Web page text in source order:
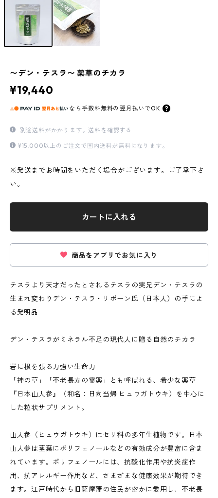
〜デン・テスラ〜 薬草のチカラ
¥19,440
なら 手数料無料の 翌月払いでOK
別途送料がかかります。送料を確認する
¥15,000以上のご注文で国内送料が無料になります。
※発送までお時間をいただく場合がございます。ご了承下さ
い。
カートに入れる
商品をアプリでお気に入り
テスラより天才だったとされるテスラの実兄デン・テスラの
生まれ変わりデン・テスラ・リボーン氏（日本人）の手によ
る発明品
デン・テスラがミネラル不足の現代人に贈る自然のチカラ
岩に根を張る力強い生命力
「神の草」「不老長寿の霊薬」とも呼ばれる、希少な薬草
『日本山人参』（和名：日向当帰 ヒュウガトウキ）を中心に
した粒状サプリメント。
山人参（ヒュウガトウキ）はセリ科の多年生植物です。日本
山人参は茎葉にポリフェノールなどの有効成分が豊富に含ま
れています。ポリフェノールには、抗酸化作用や抗炎症作
用、抗アレルギー作用など、さまざまな健康効果が期待でき
ます。江戸時代から旧薩摩藩の住民が密かに愛用し、不老長